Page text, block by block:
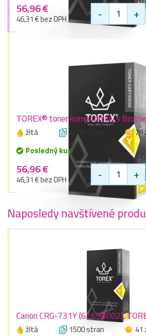
56,96 €
46,31 € bez DPH - +
TOREX® toner kompatibilný s
žltá 1400 stran
79
Posledný kus
56,96 €
46,31 € bez DPH - +
Naposledy navštívené
Canon CRG-731Y (6269B002),
žltá 1500 stran
41